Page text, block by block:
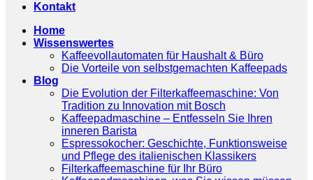
Kontakt
Home
Wissenswertes
Kaffeevollautomaten für Haushalt & Büro
Die Vorteile von selbstgemachten Kaffeepads
Blog
Die Evolution der Filterkaffeemaschine: Von
Tradition zu Innovation mit Bosch
Kaffeepadmaschine – Entfesseln Sie Ihren
inneren Barista
Espressokocher: Geschichte, Funktionsweise
und Pflege des italienischen Klassikers
Filterkaffeemaschine für Ihr Büro